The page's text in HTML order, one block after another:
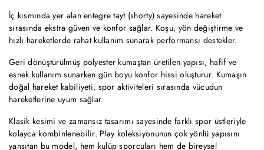
İç kısmında yer alan entegre tayt (shorty) sayesinde hareket
sırasında ekstra güven ve konfor sağlar. Koşu, yön değiştirme ve
hızlı hareketlerde rahat kullanım sunarak performansı destekler.
Geri dönüştürülmüş polyester kumaştan üretilen yapısı, hafif ve
esnek kullanım sunarken gün boyu konfor hissi oluşturur. Kumaşın
doğal hareket kabiliyeti, spor aktiviteleri sırasında vücudun
hareketlerine uyum sağlar.
Klasik kesimi ve zamansız tasarımı sayesinde farklı spor üstleriyle
kolayca kombinlenebilir. Play koleksiyonunun çok yönlü yapısını
yansıtan bu model, hem kulüp sporcuları hem de bireysel